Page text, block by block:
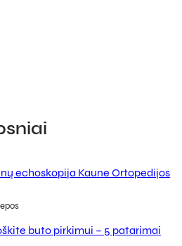
echoskopija Kaune Ortopedijos
buto pirkimui – 5 patarimai